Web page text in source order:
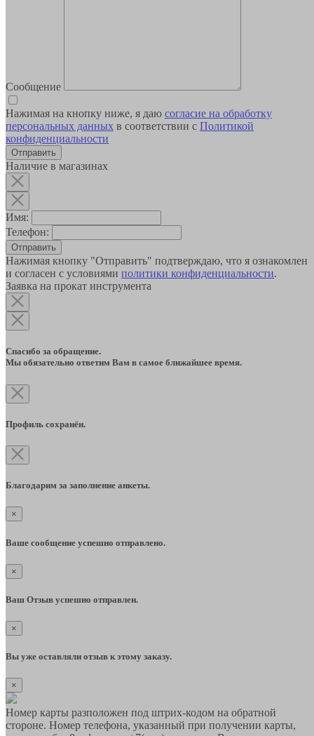
Сообщение
Нажимая на кнопку ниже, я даю согласие на обработку
персональных данных в соответствии с Политикой
конфиденциальности
Наличие в магазинах
Имя:
Телефон:
Отправить
Нажимая кнопку "Отправить" подтверждаю, что я ознакомлен
и согласен с условиями политики конфиденциальности.
Заявка на прокат инструмента
Спасибо за обращение.
Мы обязательно ответим Вам в самое ближайшее время.
Профиль сохранён.
Благодарим за заполнение анкеты.
×
Ваше сообщение успешно отправлено.
×
Ваш Отзыв успешно отправлен.
×
Вы уже оставляли отзыв к этому заказу.
×
Номер карты разположен под штрих-кодом на обратной
стороне. Номер телефона, указанный при получении карты,